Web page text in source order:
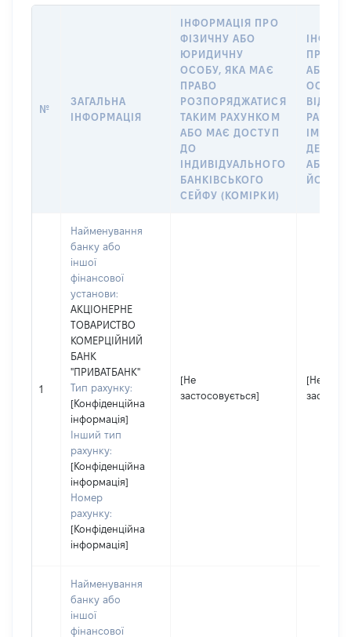
№
ЗАГАЛЬНА
ІНФОРМАЦІЯ
ІНФОРМАЦІЯ ПРО
ФІЗИЧНУ АБО
ЮРИДИЧНУ
ОСОБУ, ЯКА МАЄ
ПРАВО
РОЗПОРЯДЖАТИСЯ
ТАКИМ РАХУНКОМ
АБО МАЄ ДОСТУП
ДО
ІНДИВІДУАЛЬНОГО
БАНКІВСЬКОГО
СЕЙФУ (КОМІРКИ)
ПРО
АБО
ОСОБУ,
ІМ’Я
АБО
ЙОГО
1
Найменування
банку або
іншої
фінансової
установи:
АКЦІОНЕРНЕ
ТОВАРИСТВО
КОМЕРЦІЙНИЙ
БАНК
"ПРИВАТБАНК"
Тип рахунку:
[Конфіденційна
інформація]
Інший тип
рахунку:
[Конфіденційна
інформація]
Номер
рахунку:
[Конфіденційна
інформація]
[Не
застосовується]
[Не
Найменування
банку або
іншої
фінансової